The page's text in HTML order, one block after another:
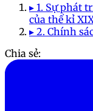
▸ 1. Sự phát
của thế kỉ
▸ 2. Chính
Chia sẻ: